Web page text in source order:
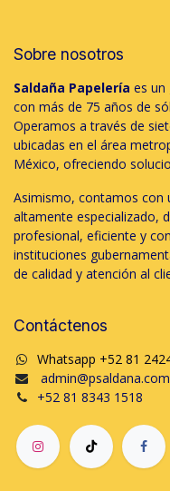
Sobre nosotros
Saldaña Papelería es un
con más de 75 años de
Operamos a través de
ubicadas en el área
México, ofreciendo
Asimismo, contamos con
altamente especializado,
profesional, eficiente y
instituciones
de calidad y atención al
Contáctenos
Whatsapp +52 81
admin@psaldana.com
+52 81 8343 1518